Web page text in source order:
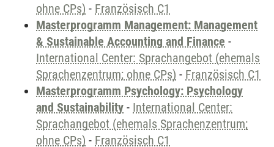
ohne CPs) - Französisch C1
Masterprogramm Management: Management
& Sustainable Accounting and Finance -
International Center: Sprachangebot (ehemals
Sprachenzentrum; ohne CPs) - Französisch C1
Masterprogramm Psychology: Psychology
and Sustainability - International Center:
Sprachangebot (ehemals Sprachenzentrum;
ohne CPs) - Französisch C1